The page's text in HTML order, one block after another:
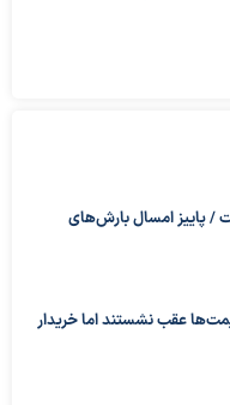
/ پاییز امسال بارش‌های
عقب نشستند اما خریدار